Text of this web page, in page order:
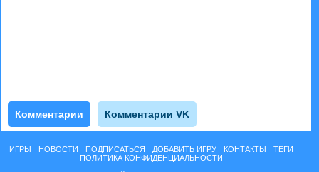
Комментарии Комментарии VK
ИГРЫ НОВОСТИ ПОДПИСАТЬСЯ ДОБАВИТЬ ИГРУ КОНТАКТЫ
ТЕГИ
ПОЛИТИКА КОНФИДЕНЦИАЛЬНОСТИ